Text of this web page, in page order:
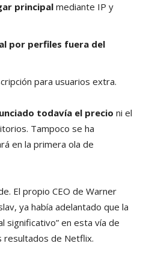
principal mediante IP y
por perfiles fuera del
para usuarios extra.
todavía el precio ni el
Tampoco se ha
en la primera ola de
El propio CEO de Warner
ya había adelantado que la
significativo” en esta vía de
de Netflix.